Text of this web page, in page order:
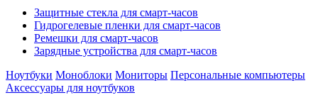
Защитные стекла для смарт-часов
Гидрогелевые пленки для смарт-часов
Ремешки для смарт-часов
Зарядные устройства для смарт-часов
Ноутбуки Моноблоки Мониторы Персональные компьютеры
Аксессуары для ноутбуков